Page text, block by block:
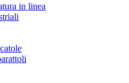
in linea